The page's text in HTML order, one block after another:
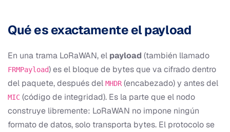
Qué es exactamente el payload
En una trama LoRaWAN, el payload (también llamado
FRMPayload) es el bloque de bytes que va cifrado dentro
del paquete, después del MHDR(encabezado) y antes del
MIC (código de integridad). Es la parte que el nodo
construye libremente: LoRaWAN no impone ningún
formato de datos, solo transporta bytes. El protocolo se